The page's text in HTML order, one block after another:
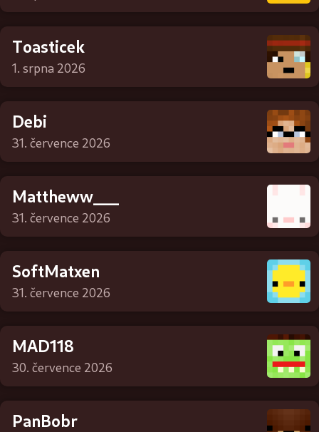
Toasticek
1. srpna 2026
Debi
31. července 2026
Mattheww___
31. července 2026
SoftMatxen
31. července 2026
MAD118
30. července 2026
PanBobr